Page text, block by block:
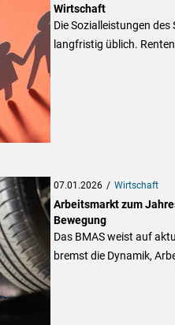
Wirtschaft
Die Sozialleistungen
langfristig üblich.
07.01.2026 Wirtschaft
Arbeitsmarkt zum
Bewegung
Das BMAS weist auf
bremst die Dynamik,